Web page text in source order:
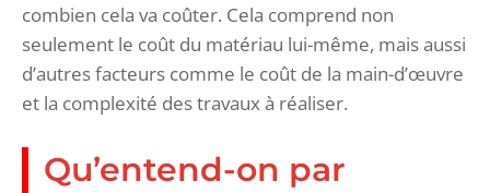
combien cela va coûter. Cela comprend non
seulement le coût du matériau lui-même, mais aussi
d’autres facteurs comme le coût de la main-d’œuvre
et la complexité des travaux à réaliser.
Qu’entend-on par